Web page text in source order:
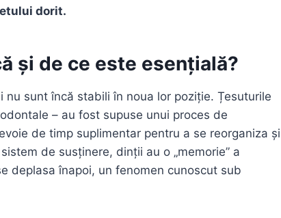
dorit.
și de ce este esențială?
sunt încă stabili în noua lor poziție. Țesuturile
– au fost supuse unui proces de
de timp suplimentar pentru a se reorganiza și
de susținere, dinții au o „memorie” a
deplasa înapoi, un fenomen cunoscut sub